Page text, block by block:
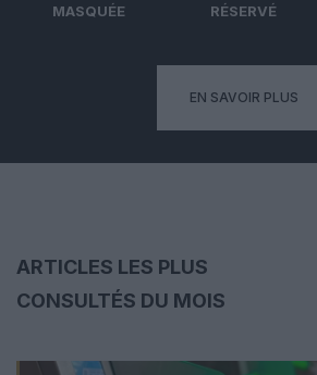
MASQUÉE
RÉSERVÉ
EN SAVOIR PLUS
ARTICLES LES PLUS
CONSULTÉS DU MOIS